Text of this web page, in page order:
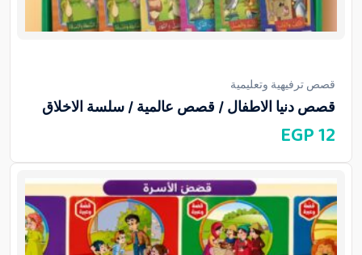
قصص ترفيهية وتعليمية
قصص دنيا الاطفال / قصص عالمية / سلسة الاخلاق
12
EGP